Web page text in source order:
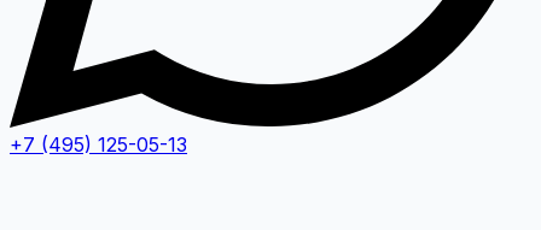
+7 (495) 125-05-13